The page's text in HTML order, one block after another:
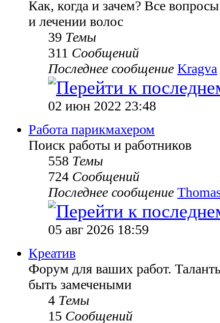
Как, когда и зачем? Все
и лечении волос
39 Темы
311 Сообщений
Последнее сообщение Kragva
02 июн 2022 23:48
Работа парикмахером
Поиск работы и работников
558 Темы
724 Сообщений
Последнее сообщение
05 авг 2026 18:59
Креатив
Форум для ваших работ.
быть замечеными
4 Темы
15 Сообщений